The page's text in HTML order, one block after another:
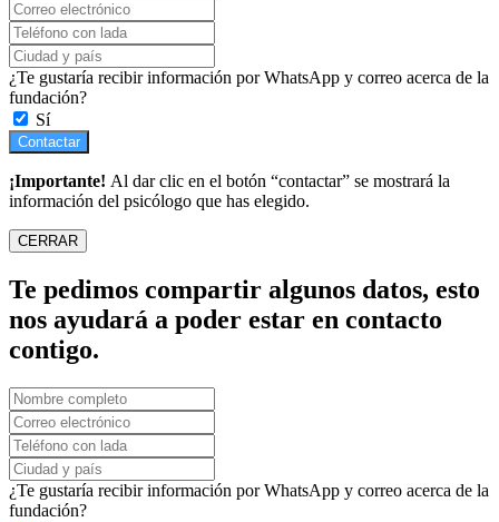
¿Te gustaría recibir información por WhatsApp y correo acerca de la
fundación?
Sí
Contactar
¡Importante! Al dar clic en el botón “contactar” se mostrará la
información del psicólogo que has elegido.
CERRAR
Te pedimos compartir algunos datos, esto
nos ayudará a poder estar en contacto
contigo.
¿Te gustaría recibir información por WhatsApp y correo acerca de la
fundación?